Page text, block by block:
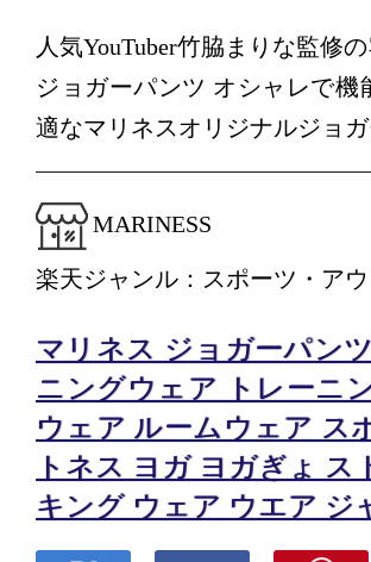
人気YouTuber竹脇まりな監修
ジョガーパンツ オシャレで
適なマリネスオリジナルジョ
MARINESS
楽天ジャンル：スポーツ・ア
マリネス ジョガーパン
ニングウェア トレーニ
ウェア ルームウェア ス
トネス ヨガ ヨガぎょ
キング ウェア ウエア ジ